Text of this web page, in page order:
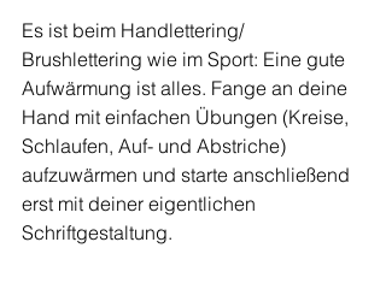
Es ist beim Handlettering/
Brushlettering wie im Sport: Eine gute
Aufwärmung ist alles. Fange an deine
Hand mit einfachen Übungen (Kreise,
Schlaufen, Auf- und Abstriche)
aufzuwärmen und starte anschließend
erst mit deiner eigentlichen
Schriftgestaltung.